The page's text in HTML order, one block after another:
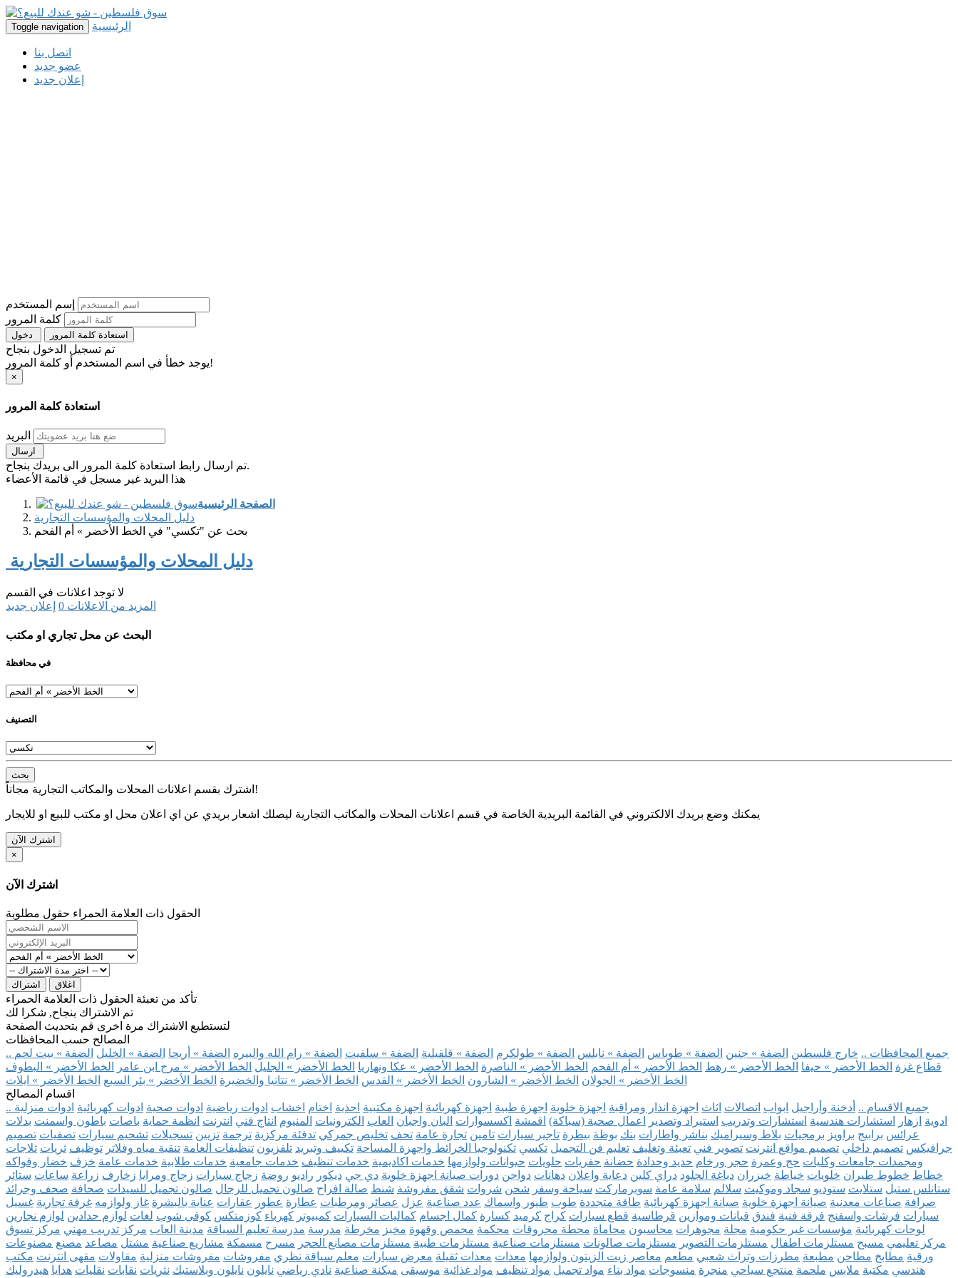
Toggle navigation الرئيسية
اتصل بنا
عضو جديد
إعلان جديد
إسم المستخدم
كلمة المرور
استعادة كلمة المرور
تم تسجيل الدخول بنجاح
يوجد خطأ في اسم المستخدم أو كلمة المرور!
×
استعادة كلمة المرور
البريد
تم ارسال رابط استعادة كلمة المرور الى بريدك بنجاح.
هذا البريد غير مسجل في قائمة الأعضاء
الصفحة الرئيسية
دليل المحلات والمؤسسات التجارية
بحث عن "تكسي" في الخط الأخضر » أم الفحم
دليل المحلات والمؤسسات التجارية
لا توجد اعلانات في القسم
المزيد من الاعلانات 0 إعلان جديد
البحث عن محل تجاري او مكتب
في محافظة
التصنيف
بحث
اشترك بقسم اعلانات المحلات والمكاتب التجارية مجاناً!
يمكنك وضع بريدك الالكتروني في القائمة البريدية الخاصة في قسم اعلانات المحلات والمكاتب التجارية ليصلك اشعار بريدي عن اي اعلان محل او مكتب للبيع او للايجار
اشترك الآن
×
اشترك الآن
الحقول ذات العلامة الحمراء حقول مطلوبة
اشتراك اغلاق
تأكد من تعبئة الحقول ذات العلامة الحمراء
تم الاشتراك بنجاح, شكرا لك
لتستطيع الاشتراك مرة اخرى قم بتحديث الصفحة
المصالح حسب المحافظات
.. جميع المحافظات .. خارج فلسطين الضفة » جنين الضفة » طوباس الضفة » نابلس الضفة » طولكرم الضفة » قلقيلية الضفة » سلفيت الضفة » رام الله والبيره الضفة » أريحا الضفة » الخليل الضفة » بيت لحم
قطاع غزة الخط الأخضر » حيفا الخط الأخضر » رهط الخط الأخضر » أم الفحم الخط الأخضر » الناصرة الخط الأخضر » عكا ونهاريا الخط الأخضر » الجليل الخط الأخضر » مرج ابن عامر
الخط الأخضر » البطوف
الخط الأخضر » الجولان الخط الأخضر » الشارون الخط الأخضر » القدس الخط الأخضر » نتانيا والخضيرة الخط الأخضر » بئر السبع الخط الأخضر » ايلات
اقسام المصالح
.. جميع الاقسام .. أدخنة وأراجيل ابواب اتصالات اثاث اجهزة انذار ومراقبة اجهزة خلوية اجهزة طبية اجهزة كهربائية اجهزة مكتبية احذية اختام اخشاب ادوات رياضية ادوات صحية ادوات كهربائية ادوات منزلية
ادوية ازهار استشارات هندسية استشارات وتدريب استيراد وتصدير اعمال صحية (سباكة) اقمشة اكسسوارات البان واجبان العاب الكترونيات المنيوم انتاج فني انترنت انظمة حماية باصات باطون واسمنت بدلات
عرائس برابيج براويز برمجيات بلاط وسيراميك بناشر واطارات بنك بوظة بيطرة تاجير سيارات تامين تجارة عامة تحف تخليص جمركي تدفئة مركزية ترجمة تزيين تسجيلات تشحيم سيارات تصفيات تصميم
جرافيكس تصميم داخلي تصميم مواقع انترنت تصوير فني تعبئة وتغليف تعليم فن التجميل تكسي تكنولوجيا الخرائط واجهزة المساحة تكييف وتبريد تلفزيون تنظيفات العامة تنقية مياه وفلاتر توظيف ثريات ثلاجات
ومجمدات جامعات وكليات حج وعمرة حجر ورخام حديد وحدادة حضانة حفريات حلويات حيوانات ولوازمها خدمات اكاديمية خدمات تنظيف خدمات جامعية خدمات طلابية خدمات عامة خزف خضار وفواكه
خطاط خطوط طيران خلويات خياطة خيزران دباغة الجلود دراي كلين دعاية واعلان دهانات دواجن دورات صيانة اجهزة خلوية دي جي ديكور راديو روضة زجاج سيارات زجاج ومرايا زخارف زراعة ساعات ستائر
ستانلس ستيل ستلايت ستوديو سجاد وموكيت سلالم سلامة عامة سوبرماركت سياحة وسفر شحن شروات شقق مفروشة شنط صالة افراح صالون تجميل للرجال صالون تجميل للسيدات صحافة صحف وجرائد
صرافة صناعات معدنية صيانة اجهزة خلوية صيانة اجهزة كهربائية طاقة متجددة طوب طيور واسماك عدد صناعية عزل عصائر ومرطبات عطارة عطور عقارات عناية بالبشرة غاز ولوازمه غرفة تجارية غسيل
سيارات فرشات واسفنج فرقة فنية فندق قبانات وموازين قرطاسية قطع سيارات كراج كرميد كسارة كمال اجسام كماليات السيارات كمبيوتر كهرباء كوزمتكس كوفي شوب لغات لوازم حدادين لوازم نجارين
لوحات كهربائية مؤسسات غير حكومية مجلة مجوهرات محاسبون محاماة محطة محروقات محكمة محمص وقهوة مخبز مخرطة مدرسة مدرسة تعليم السياقة مدينة العاب مركز تدريب مهني مركز تسوق
مركز تعليمي مسبح مستلزمات اطفال مستلزمات التصوير مستلزمات صالونات مستلزمات صناعية مستلزمات طبية مستلزمات مصانع الحجر مسرح مسمكة مشاريع صناعية مشتل مصاعد مصنع مصنوعات
ورقية مطابخ مطاحن مطبعة مطرزات وتراث شعبي مطعم معاصر زيت الزيتون ولوازمها معدات معدات ثقيلة معرض سيارات معلم سياقة نظري مفروشات مفروشات منزلية مقاولات مقهى انترنت مكتب
هندسي مكتبة ملابس ملحمة منتجع سياحي منجرة منسوجات مواد بناء مواد تجميل مواد تنظيف مواد غذائية موسيقى ميكنة صناعية نادي رياضي نايلون نايلون وبلاستيك نثريات نقابات نقليات هدايا هيدروليك